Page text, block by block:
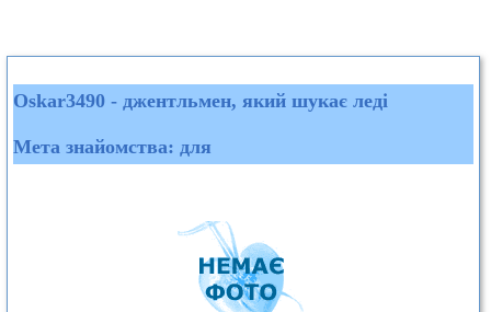
Oskar3490 - джентльмен, який шукає леді
Мета знайомства: для